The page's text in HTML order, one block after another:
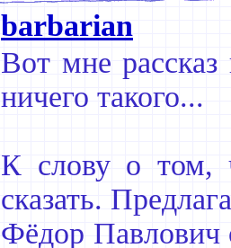
barbarian
Вот мне
ничего такого...
К слову о том,
сказать.
Фёдор